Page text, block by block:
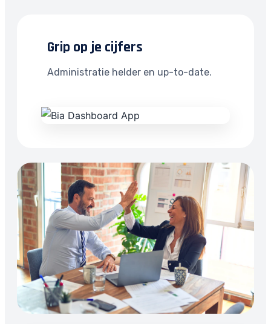
Grip op je cijfers
Administratie helder en up-to-date.